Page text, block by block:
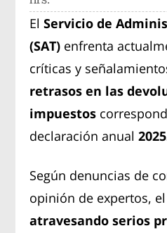
ElServicio de
(SAT) enfrenta
críticas y
retrasos en las
impuestos
declaración anual
Según denuncias de
opinión de expertos,
atravesando serios